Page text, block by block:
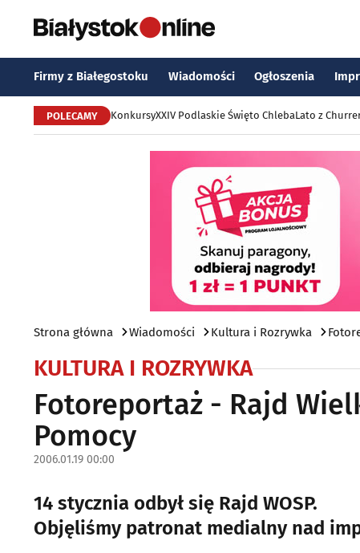
Firmy z Białegostoku Wiadomości Ogłoszenia
POLECAMY KonkursyXXIV Podlaskie Święto ChlebaLato z
Strona główna Wiadomości Kultura i Rozrywka
KULTURA I ROZRYWKA
Fotoreportaż - Rajd
Pomocy
2006.01.19 00:00
14 stycznia odbył się Rajd WOSP.
Objęliśmy patronat medialny nad